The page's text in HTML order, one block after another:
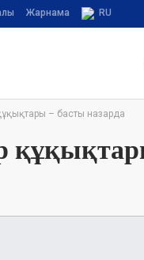
Жарнама RU
– басты назарда